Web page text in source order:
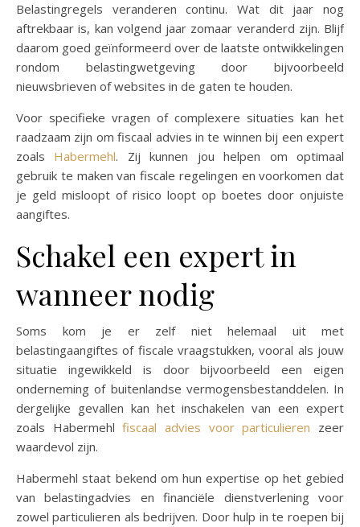
Belastingregels veranderen continu. Wat dit jaar nog
aftrekbaar is, kan volgend jaar zomaar veranderd zijn. Blijf
daarom goed geïnformeerd over de laatste ontwikkelingen
rondom belastingwetgeving door bijvoorbeeld
nieuwsbrieven of websites in de gaten te houden.
Voor specifieke vragen of complexere situaties kan het
raadzaam zijn om fiscaal advies in te winnen bij een expert
zoals Habermehl. Zij kunnen jou helpen om optimaal
gebruik te maken van fiscale regelingen en voorkomen dat
je geld misloopt of risico loopt op boetes door onjuiste
aangiftes.
Schakel een expert in
wanneer nodig
Soms kom je er zelf niet helemaal uit met
belastingaangiftes of fiscale vraagstukken, vooral als jouw
situatie ingewikkeld is door bijvoorbeeld een eigen
onderneming of buitenlandse vermogensbestanddelen. In
dergelijke gevallen kan het inschakelen van een expert
zoals Habermehlfiscaal advies voor particulieren zeer
waardevol zijn.
Habermehl staat bekend om hun expertise op het gebied
van belastingadvies en financiële dienstverlening voor
zowel particulieren als bedrijven. Door hulp in te roepen bij